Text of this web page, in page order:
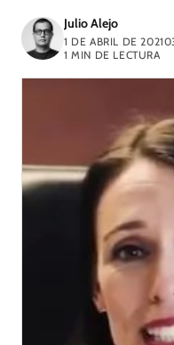
Julio Alejo
1 DE ABRIL DE 2021
1 MIN DE LECTURA